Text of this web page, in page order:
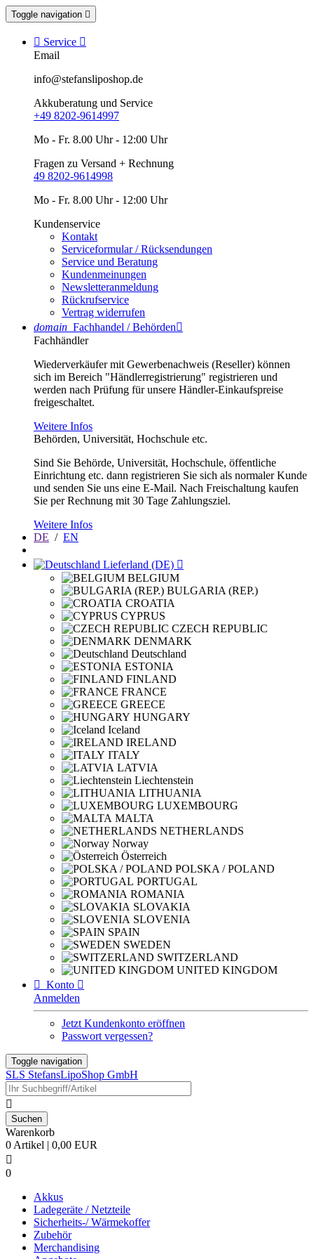
Toggle navigation 
 Service 
Email
info@stefansliposhop.de
Akkuberatung und Service
+49 8202-9614997
Mo - Fr. 8.00 Uhr - 12:00 Uhr
Fragen zu Versand + Rechnung
49 8202-9614998
Mo - Fr. 8.00 Uhr - 12:00 Uhr
Kundenservice
Kontakt
Serviceformular / Rücksendungen
Service und Beratung
Kundenmeinungen
Newsletteranmeldung
Rückrufservice
Vertrag widerrufen
domain Fachhandel / Behörden
Fachhändler
Wiederverkäufer mit Gewerbenachweis (Reseller) können
sich im Bereich "Händlerregistrierung" registrieren und
werden nach Prüfung für unsere Händler-Einkaufspreise
freigeschaltet.
Weitere Infos
Behörden, Universität, Hochschule etc.
Sind Sie Behörde, Universität, Hochschule, öffentliche
Einrichtung etc. dann registrieren Sie sich als normaler Kunde
und senden Sie uns eine E-Mail. Nach Freischaltung kaufen
Sie per Rechnung mit 30 Tage Zahlungsziel.
Weitere Infos
DE / EN
Lieferland (DE) 
BELGIUM
BULGARIA (REP.)
CROATIA
CYPRUS
CZECH REPUBLIC
DENMARK
Deutschland
ESTONIA
FINLAND
FRANCE
GREECE
HUNGARY
Iceland
IRELAND
ITALY
LATVIA
Liechtenstein
LITHUANIA
LUXEMBOURG
MALTA
NETHERLANDS
Norway
Österreich
POLSKA / POLAND
PORTUGAL
ROMANIA
SLOVAKIA
SLOVENIA
SPAIN
SWEDEN
SWITZERLAND
UNITED KINGDOM
 Konto 
Anmelden
Jetzt Kundenkonto eröffnen
Passwort vergessen?
Toggle navigation
SLS StefansLipoShop GmbH

Warenkorb
0 Artikel | 0,00 EUR

0
Akkus
Ladegeräte / Netzteile
Sicherheits-/ Wärmekoffer
Zubehör
Merchandising